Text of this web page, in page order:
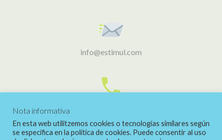
info@estimul.com
Nota informativa
En esta web utilitzemos cookies o tecnologías similares según
se especifica en la política de cookies. Puede consentir al uso